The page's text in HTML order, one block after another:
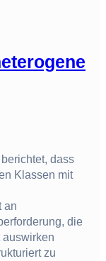
dass
Klassen mit
an
die
zu